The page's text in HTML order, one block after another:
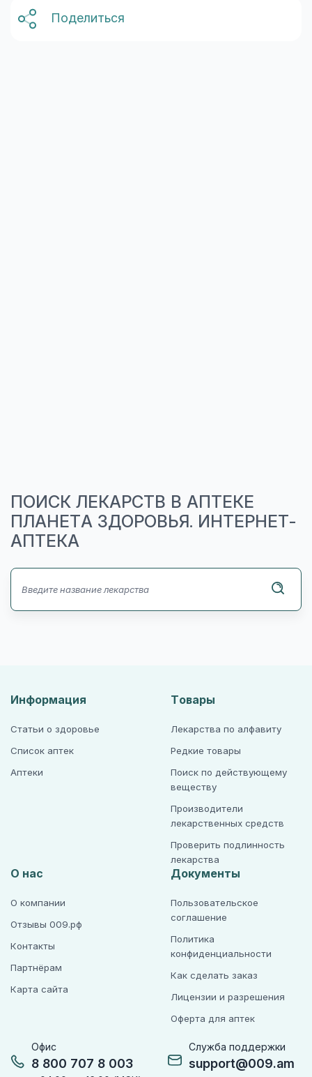
Поделиться
ПОИСК ЛЕКАРСТВ В АПТЕКЕ
ПЛАНЕТА ЗДОРОВЬЯ. ИНТЕРНЕТ-
АПТЕКА
Офис
8 800 707 8 003
Служба поддержки
support@009.am
Информация
Статьи о здоровье
Список аптек
Аптеки
Товары
Лекарства по алфавиту
Редкие товары
Поиск по действующему
веществу
Производители
лекарственных средств
Проверить подлинность
лекарства
О нас
О компании
Отзывы 009.рф
Контакты
Партнёрам
Карта сайта
Документы
Пользовательское
соглашение
Политика
конфиденциальности
Как сделать заказ
Лицензии и разрешения
Оферта для аптек